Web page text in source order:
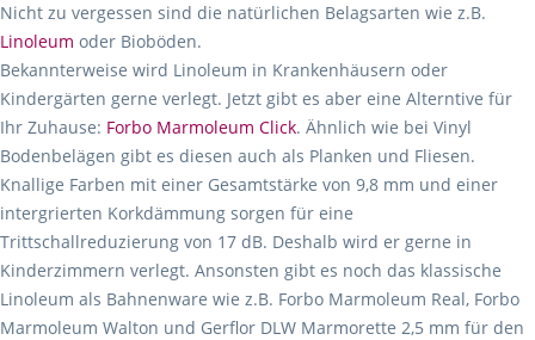
Nicht zu vergessen sind die natürlichen Belagsarten wie z.B.
Linoleum oder Bioböden.
Bekannterweise wird Linoleum in Krankenhäusern oder
Kindergärten gerne verlegt. Jetzt gibt es aber eine Alterntive für
Ihr Zuhause: Forbo Marmoleum Click. Ähnlich wie bei Vinyl
Bodenbelägen gibt es diesen auch als Planken und Fliesen.
Knallige Farben mit einer Gesamtstärke von 9,8 mm und einer
intergrierten Korkdämmung sorgen für eine
Trittschallreduzierung von 17 dB. Deshalb wird er gerne in
Kinderzimmern verlegt. Ansonsten gibt es noch das klassische
Linoleum als Bahnenware wie z.B. Forbo Marmoleum Real, Forbo
Marmoleum Walton und Gerflor DLW Marmorette 2,5 mm für den